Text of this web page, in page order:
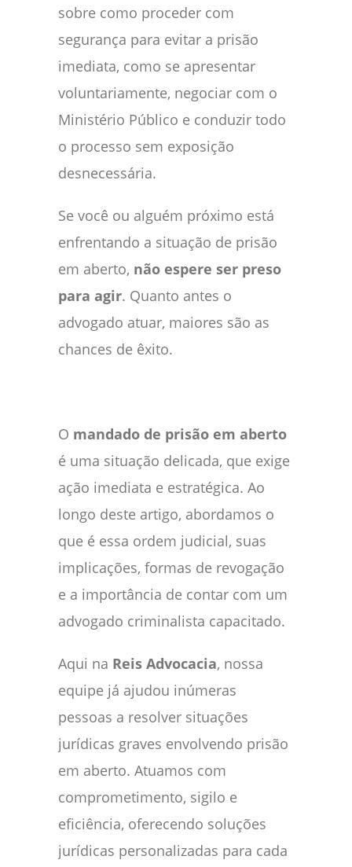
sobre como proceder com
segurança para evitar a prisão
imediata, como se apresentar
voluntariamente, negociar com o
Ministério Público e conduzir todo
o processo sem exposição
desnecessária.
Se você ou alguém próximo está
enfrentando a situação de prisão
em aberto, não espere ser preso
para agir. Quanto antes o
advogado atuar, maiores são as
chances de êxito.
O mandado de prisão em aberto
é uma situação delicada, que exige
ação imediata e estratégica. Ao
longo deste artigo, abordamos o
que é essa ordem judicial, suas
implicações, formas de revogação
e a importância de contar com um
advogado criminalista capacitado.
Aqui na Reis Advocacia, nossa
equipe já ajudou inúmeras
pessoas a resolver situações
jurídicas graves envolvendo prisão
em aberto. Atuamos com
comprometimento, sigilo e
eficiência, oferecendo soluções
jurídicas personalizadas para cada